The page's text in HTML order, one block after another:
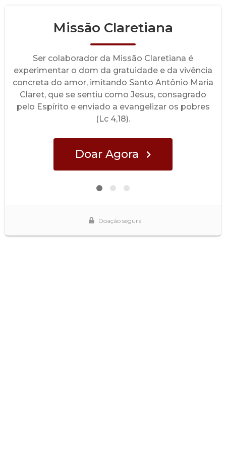
Missão Claretiana
Ser colaborador da Missão Claretiana é
experimentar o dom da gratuidade e da vivência
concreta do amor, imitando Santo Antônio Maria
Claret, que se sentiu como Jesus, consagrado
pelo Espírito e enviado a evangelizar os pobres
(Lc 4,18).
Doar Agora
Doação segura